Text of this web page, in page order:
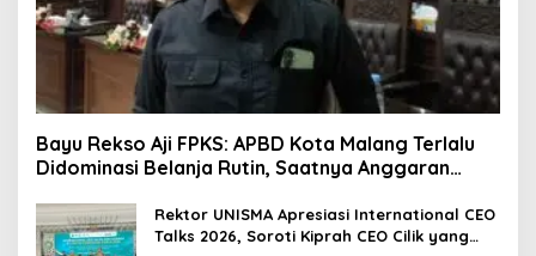
Bayu Rekso Aji FPKS: APBD Kota Malang Terlalu
Didominasi Belanja Rutin, Saatnya Anggaran
Rektor UNISMA Apresiasi International CEO
Talks 2026, Soroti Kiprah CEO Cilik yang